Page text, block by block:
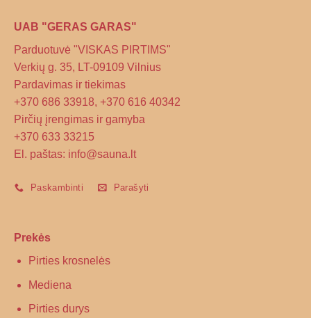
UAB "GERAS GARAS"
Parduotuvė "VISKAS PIRTIMS"
Verkių g. 35, LT-09109 Vilnius
Pardavimas ir tiekimas
+370 686 33918, +370 616 40342
Pirčių įrengimas ir gamyba
+370 633 33215
El. paštas: info@sauna.lt
Paskambinti Parašyti
Prekės
Pirties krosnelės
Mediena
Pirties durys